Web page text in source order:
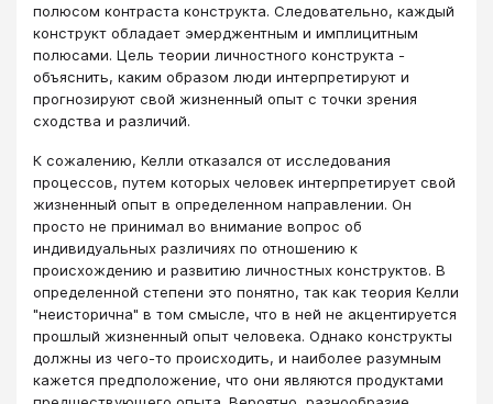
полюсом контраста конструкта. Следовательно, каждый
конструкт обладает эмерджентным и имплицитным
полюсами. Цель теории личностного конструкта -
объяснить, каким образом люди интерпретируют и
прогнозируют свой жизненный опыт с точки зрения
сходства и различий.
К сожалению, Келли отказался от исследования
процессов, путем которых человек интерпретирует свой
жизненный опыт в определенном направлении. Он
просто не принимал во внимание вопрос об
индивидуальных различиях по отношению к
происхождению и развитию личностных конструктов. В
определенной степени это понятно, так как теория Келли
"неисторична" в том смысле, что в ней не акцентируется
прошлый жизненный опыт человека. Однако конструкты
должны из чего-то происходить, и наиболее разумным
кажется предположение, что они являются продуктами